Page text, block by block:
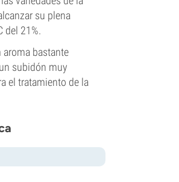
su plena
del 21%.
aroma bastante
subidón muy
el tratamiento de la